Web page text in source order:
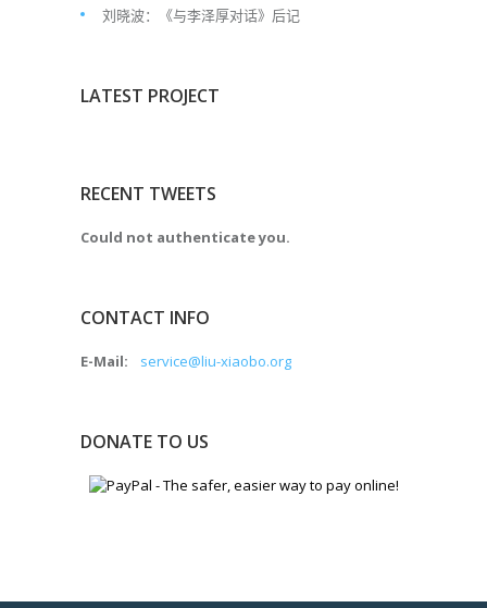
刘晓波：《与李泽厚对话》后记
LATEST PROJECT
RECENT TWEETS
Could not authenticate you.
CONTACT INFO
E-Mail: service@liu-xiaobo.org
DONATE TO US